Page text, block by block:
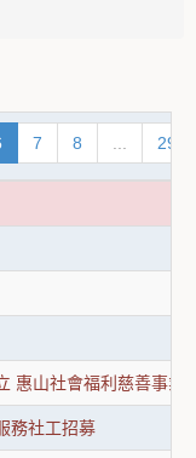
7 8 29
惠山社會福利慈善事業
務社工招募